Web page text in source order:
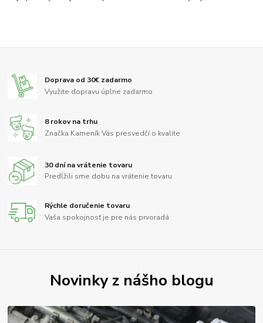
Doprava od 30€ zadarmo
Využite dopravu úplne zadarmo
8 rokov na trhu
Značka Kameník Vás presvedčí o kvalite
30 dní na vrátenie tovaru
Predĺžili sme dobu na vrátenie tovaru
Rýchle doručenie tovaru
Vaša spokojnosť je pre nás prvoradá
Novinky z nášho blogu